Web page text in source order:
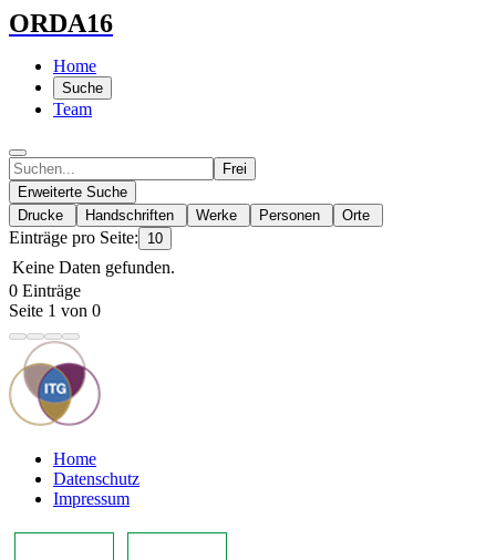
ORDA16
Home
Suche
Team
Frei
Erweiterte Suche
Drucke
Handschriften Werke Personen Orte
Einträge pro Seite: 10
Keine Daten gefunden.
0 Einträge
Seite 1 von 0
Home
Datenschutz
Impressum